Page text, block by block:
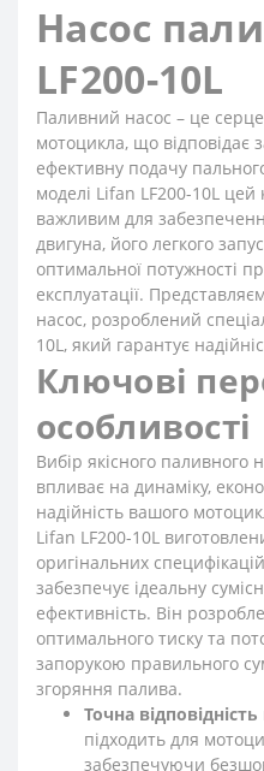
Насос
LF200-10L
Паливний насос – це
мотоцикла, що відповідає
ефективну подачу
моделі Lifan LF200-10L
важливим для
двигуна, його легкого
оптимальної потужності
експлуатації.
насос, розроблений
10L, який гарантує
Ключові
особливості
Вибір якісного паливного
впливає на динаміку,
надійність вашого
Lifan LF200-10L
оригінальних
забезпечує ідеальну
ефективність. Він
оптимального тиску та
запорукою правильного
згоряння палива.
Точна
підходить для
забезпечуючи